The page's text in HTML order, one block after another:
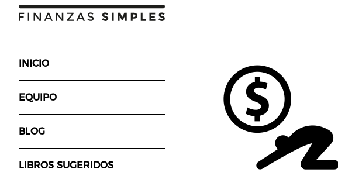
INICIO
EQUIPO
BLOG
LIBROS SUGERIDOS